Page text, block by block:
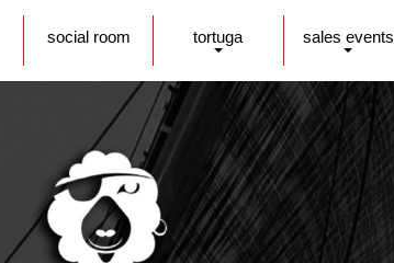
social room tortuga sales events